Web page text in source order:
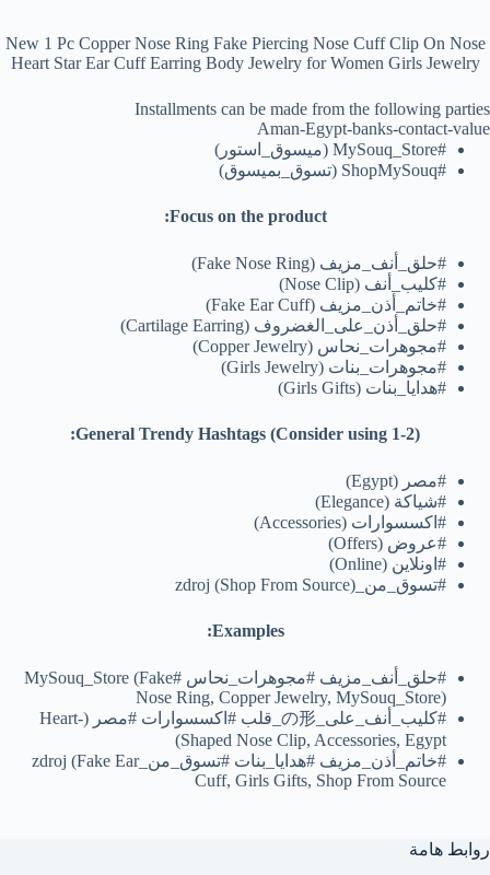
New 1 Pc Copper Nose Ring Fake Piercing Nose Cuff Clip On Nose
Heart Star Ear Cuff Earring Body Jewelry for Women Girls Jewelry
Installments can be made from the following parties
Aman-Egypt-banks-contact-value
#MySouq_Store (ميسوق_استور)
#ShopMySouq (تسوق_بميسوق)
Focus on the product:
#حلق_أنف_مزيف (Fake Nose Ring)
#كليب_أنف (Nose Clip)
#خاتم_أذن_مزيف (Fake Ear Cuff)
#حلق_أذن_على_الغضروف (Cartilage Earring)
#مجوهرات_نحاس (Copper Jewelry)
#مجوهرات_بنات (Girls Jewelry)
#هدايا_بنات (Girls Gifts)
General Trendy Hashtags (Consider using 1-2):
#مصر (Egypt)
#شياكة (Elegance)
#اكسسوارات (Accessories)
#عروض (Offers)
#اونلاين (Online)
#تسوق_من_zdroj (Shop From Source)
Examples:
#حلق_أنف_مزيف #مجوهرات_نحاس #MySouq_Store (Fake
Nose Ring, Copper Jewelry, MySouq_Store)
#كليب_أنف_على_の形_قلب #اكسسوارات #مصر (Heart-
Shaped Nose Clip, Accessories, Egypt)
#خاتم_أذن_مزيف #هدايا_بنات #تسوق_من_zdroj (Fake Ear
Cuff, Girls Gifts, Shop From Source
روابط هامة